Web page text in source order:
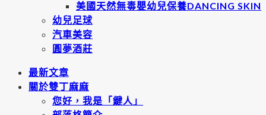
美國天然無毒嬰幼兒保養DANCING SKIN
幼兒足球
汽車美容
圓夢酒莊
最新文章
關於雙丁麻麻
您好，我是「鍵人」